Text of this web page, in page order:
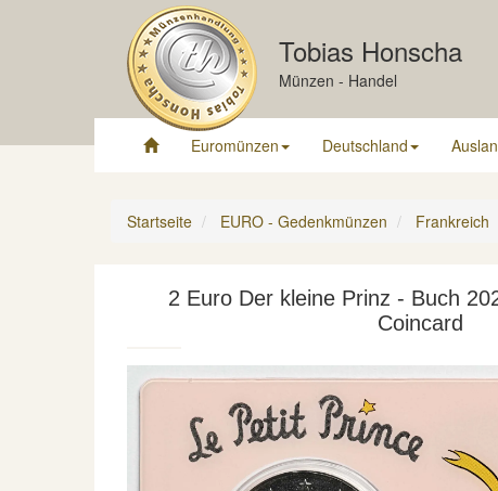
Tobias Honscha
Münzen - Handel
Euromünzen Deutschland
Startseite EURO - Gedenkmünzen Frankreich
2 Euro Der kleine Prinz - Buch
Coincard